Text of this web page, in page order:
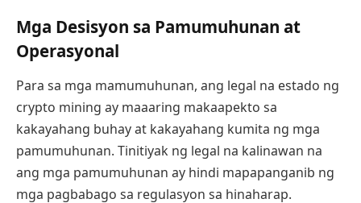
Mga Desisyon sa Pamumuhunan at
Operasyonal
Para sa mga mamumuhunan, ang legal na estado ng
crypto mining ay maaaring makaapekto sa
kakayahang buhay at kakayahang kumita ng mga
pamumuhunan. Tinitiyak ng legal na kalinawan na
ang mga pamumuhunan ay hindi mapapanganib ng
mga pagbabago sa regulasyon sa hinaharap.